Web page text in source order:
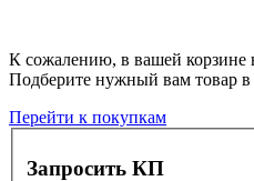
К сожалению, в вашей корзине
Подберите нужный вам товар в
Перейти к покупкам
Запросить КП